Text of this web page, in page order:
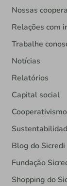
Nossas
Relações com
Trabalhe
Notícias
Relatórios
Capital social
Blog do Sicredi
Fundação
Shopping do